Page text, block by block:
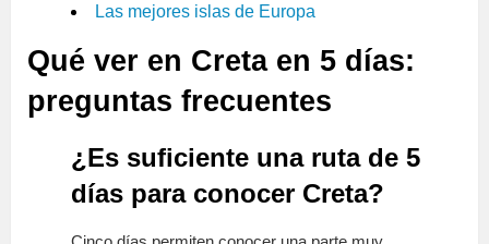
Las mejores islas de Europa
Qué ver en Creta en 5 días:
preguntas frecuentes
¿Es suficiente una ruta de 5
días para conocer Creta?